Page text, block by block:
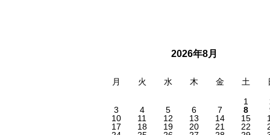
2026年8月
月 火 水 木 金 土
1
3
4 5 6 7 8
10
11 12 13 14 15
17
18 19 20 21 22